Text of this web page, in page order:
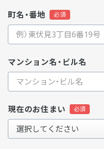
町名・番地
マンション名・ビル名
現在のお住まい